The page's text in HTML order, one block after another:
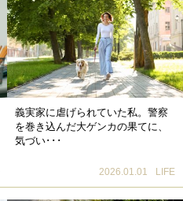
義実家に虐げられていた私。警察
を巻き込んだ大ゲンカの果てに、
気づい･･･
2026.01.01 LIFE